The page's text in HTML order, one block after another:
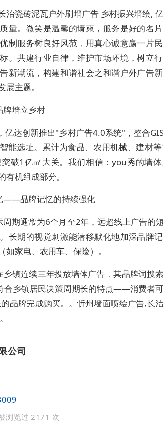
治瓷砖泥瓦户外刷墙广告 乡村振兴墙绘,
量。微笑是温馨的请柬，服务是好的名片
制服务树良好风范，用真心诚意赢一片民
。共建行业自律，维护市场环境，树立
新潮流，构建和谐社会之和谐户外广告
主题。
牌墙立乡村
亿达创新推出"乡村广告4.0系统"，整合
能选址。累计为食品、农用机械、建材
破1亿㎡大关。我们相信：you秀的墙
有机组成部分。
——品牌记忆的持续强化
周期通常为6个月至2年，远超线上广告的
长期的视觉刺激能潜移默化地加深品牌
如家电、农用车、保险）。
乡镇连续三年投放墙体广告，其品牌词搜
合乡镇居民决策周期长的特点——消费者
品牌完成购买。。忻州墙面喷绘广告,长
公司
浏览过 2171 次